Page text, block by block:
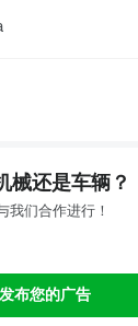
械还是车辆？
我们合作进行！
发布您的广告